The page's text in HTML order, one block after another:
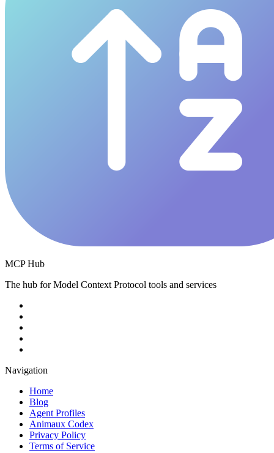
MCP Hub
The hub for Model Context Protocol tools and services
Navigation
Home
Blog
Agent Profiles
Animaux Codex
Privacy Policy
Terms of Service